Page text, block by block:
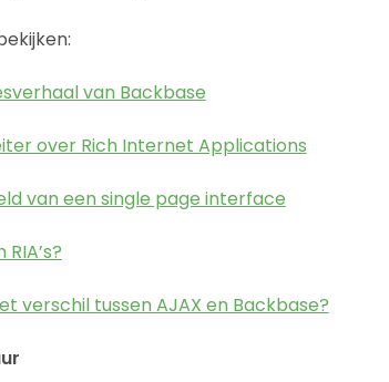
van Backbase
over Rich Internet Applications
van een single page interface
verschil tussen AJAX en Backbase?